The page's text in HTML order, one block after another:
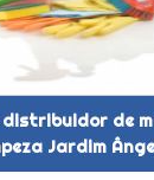
de
Jardim